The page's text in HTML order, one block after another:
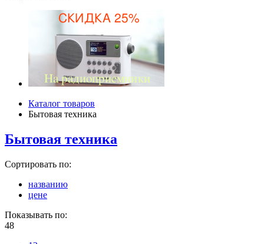
Каталог товаров
Бытовая техника
Бытовая техника
Сортировать по:
названию
цене
Показывать по:
48